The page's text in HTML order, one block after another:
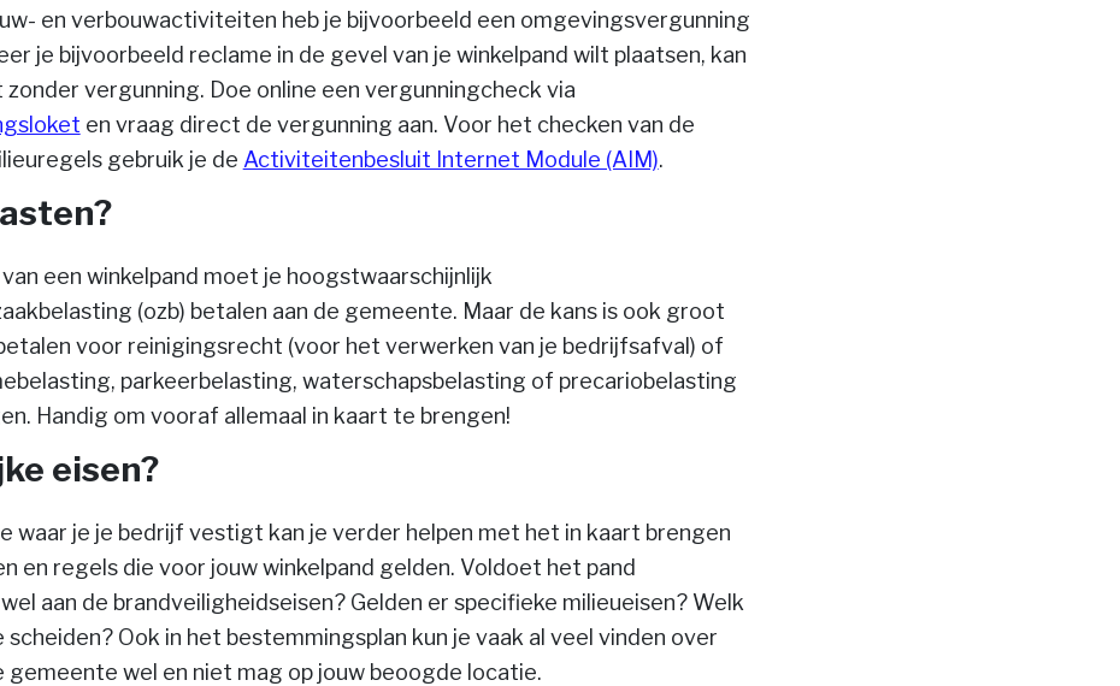
en verbouwactiviteiten heb je bijvoorbeeld een omgevingsvergunning
je bijvoorbeeld reclame in de gevel van je winkelpand wilt plaatsen, kan
zonder vergunning. Doe online een vergunningcheck via
en vraag direct de vergunning aan. Voor het checken van de
gebruik je de Activiteitenbesluit Internet Module (AIM).
een winkelpand moet je hoogstwaarschijnlijk
(ozb) betalen aan de gemeente. Maar de kans is ook groot
voor reinigingsrecht (voor het verwerken van je bedrijfsafval) of
parkeerbelasting, waterschapsbelasting of precariobelasting
Handig om vooraf allemaal in kaart te brengen!
eisen?
waar je je bedrijf vestigt kan je verder helpen met het in kaart brengen
en regels die voor jouw winkelpand gelden. Voldoet het pand
aan de brandveiligheidseisen? Gelden er specifieke milieueisen? Welk
Ook in het bestemmingsplan kun je vaak al veel vinden over
gemeente wel en niet mag op jouw beoogde locatie.